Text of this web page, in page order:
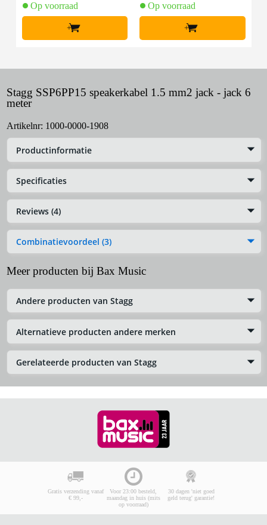
Op voorraad
+
Op voorraad
+
Stagg SSP6PP15 speakerkabel 1.5 mm2 jack - jack 6
meter
Artikelnr: 1000-0000-1908
Productinformatie
Specificaties
Reviews (4)
Combinatievoordeel (3)
Meer producten bij Bax Music
Andere producten van Stagg
Alternatieve producten andere merken
Gerelateerde producten van Stagg
Gratis verzending vanaf
€ 99,-
Voor 23:00 besteld,
maandag in huis (mits
op voorraad)
30 dagen 'niet goed
geld terug' garantie!